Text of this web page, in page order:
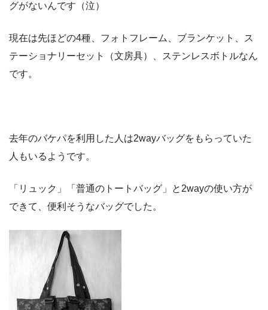
グがないんです（泣）
現在は先ほどの4種、フォトフレーム、ブランケット、ス
テーショナリーセット（文房具）、ステンレスボトルなん
です。
去年のバケパを利用した人は2wayバッグをもらっていた
人もいるようです。
「リュック」「普通のトートバッグ」と2wayの使い方が
できて、便利そうなバッグでした。